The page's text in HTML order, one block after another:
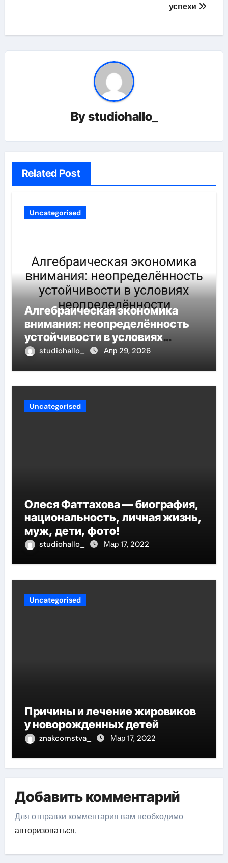
успехи
Bystudiohallo_
Related Post
Uncategorised
Алгебраическая экономика
внимания: неопределённость
устойчивости в условиях
неопределённости
studiohallo_ Апр 29, 2026
Uncategorised
Олеся Фаттахова — биография,
национальность, личная жизнь,
муж, дети, фото!
studiohallo_ Мар 17, 2022
Uncategorised
Причины и лечение жировиков
у новорожденных детей
znakcomstva_ Мар 17, 2022
Добавить комментарий
Для отправки комментария вам необходимо
авторизоваться.